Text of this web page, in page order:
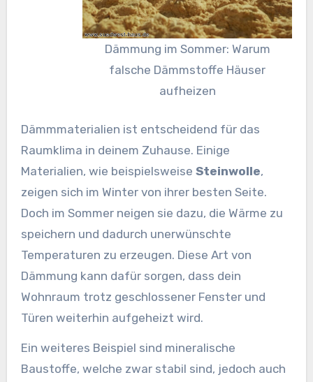
Dämmung im Sommer: Warum
falsche Dämmstoffe Häuser
aufheizen
Dämmmaterialien ist entscheidend für das
Raumklima in deinem Zuhause. Einige
Materialien, wie beispielsweise Steinwolle,
zeigen sich im Winter von ihrer besten Seite.
Doch im Sommer neigen sie dazu, die Wärme zu
speichern und dadurch unerwünschte
Temperaturen zu erzeugen. Diese Art von
Dämmung kann dafür sorgen, dass dein
Wohnraum trotz geschlossener Fenster und
Türen weiterhin aufgeheizt wird.
Ein weiteres Beispiel sind mineralische
Baustoffe, welche zwar stabil sind, jedoch auch